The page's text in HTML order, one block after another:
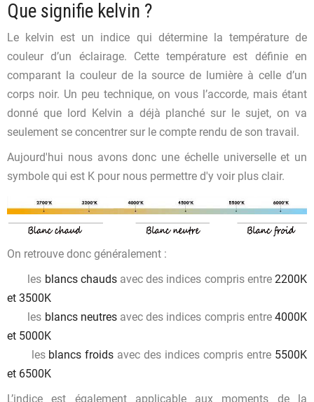
Que signifie kelvin ?
Le kelvin est un indice qui détermine la température de
couleur d’un éclairage. Cette température est définie en
comparant la couleur de la source de lumière à celle d’un
corps noir. Un peu technique, on vous l’accorde, mais étant
donné que lord Kelvin a déjà planché sur le sujet, on va
seulement se concentrer sur le compte rendu de son travail.
Aujourd'hui nous avons donc une échelle universelle et un
symbole qui est K pour nous permettre d'y voir plus clair.
On retrouve donc généralement :
les blancs chaudsavec des indices compris entre2200K
et 3500K
les blancs neutresavec des indices compris entre4000K
et 5000K
les blancs froids avec des indices compris entre 5500K
et 6500K
L’indice est également applicable aux moments de la